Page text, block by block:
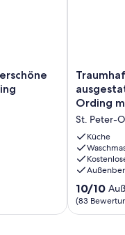
Traumhaft!
top
Friesenhaus
in
Ording
mit
Sauna
St.
Peter-
Ording
Ording
St. Peter-
Küche
10.0
von
10,
10/10
(83